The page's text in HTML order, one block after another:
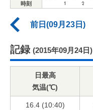
時刻
前日(09月23日)
記録 (2015年09月24日)
日最高
気温(℃)
16.4 (10:40)